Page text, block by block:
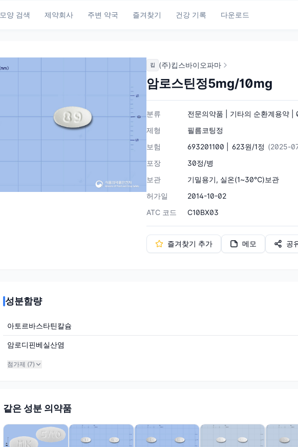
모양 검색 제약회사 주변 약국 즐겨찾기 건강 기록 다운로드
킵 (주)킵스바이오파마
암로스틴정5mg/10mg
분류
전문의약품 | 기타의 순환계용약 |
제형
필름코팅정
보험
693201100 | 623원/1정 (2025-
포장
30정/병
보관
기밀용기, 실온(1~30℃)보관
허가일
2014-10-02
ATC 코드
C10BX03
즐겨찾기 추가 메모 공
성분함량
아토르바스타틴칼슘
암로디핀베실산염
첨가제 (7)
같은 성분 의약품